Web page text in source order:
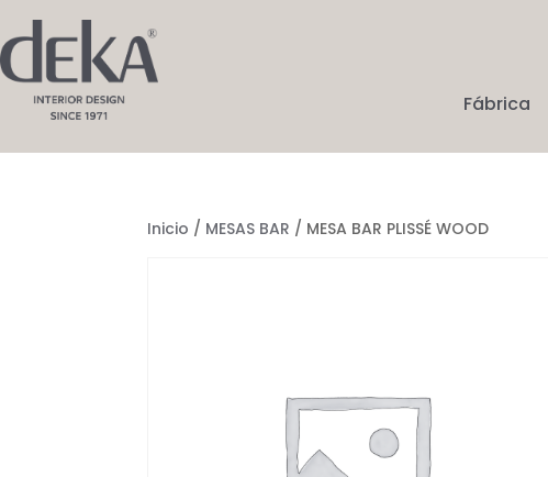
Fábrica
Inicio / MESAS BAR / MESA BAR PLISSÉ WOOD